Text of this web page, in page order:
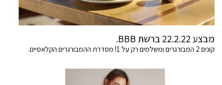
מבצע 22.2.22 ברשת BBB.
קונים 2 המבורגרים ומשלמים רק על 1! מסדרת ההמבורגרים הקלאסיים.